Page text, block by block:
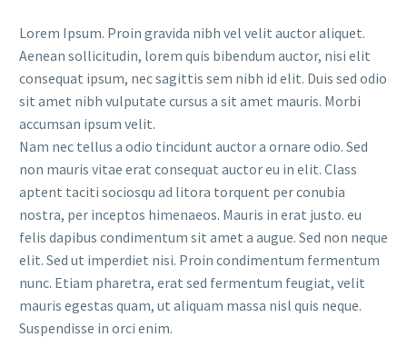
Lorem Ipsum. Proin gravida nibh vel velit auctor aliquet.
Aenean sollicitudin, lorem quis bibendum auctor, nisi elit
consequat ipsum, nec sagittis sem nibh id elit. Duis sed odio
sit amet nibh vulputate cursus a sit amet mauris. Morbi
accumsan ipsum velit.
Nam nec tellus a odio tincidunt auctor a ornare odio. Sed
non mauris vitae erat consequat auctor eu in elit. Class
aptent taciti sociosqu ad litora torquent per conubia
nostra, per inceptos himenaeos. Mauris in erat justo. eu
felis dapibus condimentum sit amet a augue. Sed non neque
elit. Sed ut imperdiet nisi. Proin condimentum fermentum
nunc. Etiam pharetra, erat sed fermentum feugiat, velit
mauris egestas quam, ut aliquam massa nisl quis neque.
Suspendisse in orci enim.